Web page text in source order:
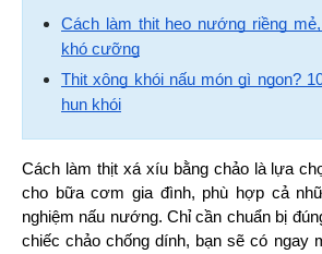
Cách làm thịt heo nướng riềng
khó cưỡng
Thịt xông khói nấu món gì ngon?
hun khói
Cách làm thịt xá xíu bằng chảo là lựa
cho bữa cơm gia đình, phù hợp cả
nghiệm nấu nướng. Chỉ cần chuẩn bị
chiếc chảo chống dính, bạn sẽ có ngay